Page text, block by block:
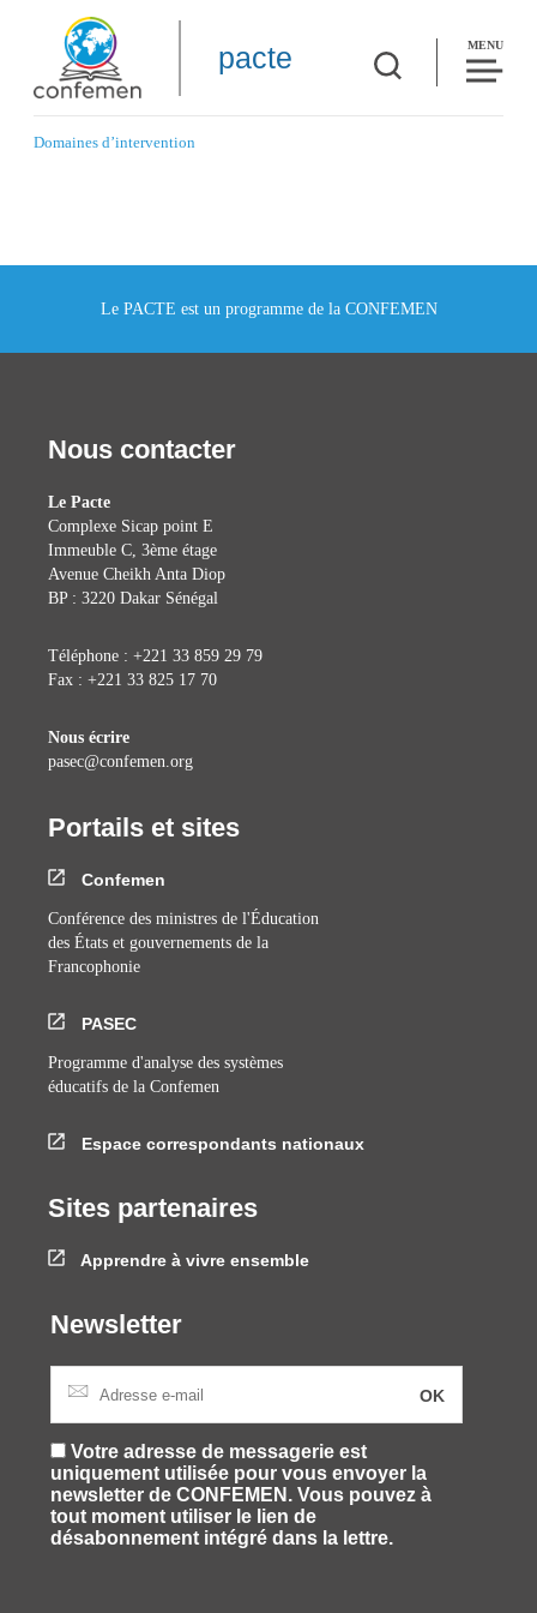
pacte MENU
Domaines d’intervention
Le PACTE est un programme de la CONFEMEN
Nous contacter
Le Pacte
Complexe Sicap point E
Immeuble C, 3ème étage
Avenue Cheikh Anta Diop
BP : 3220 Dakar Sénégal
Téléphone : +221 33 859 29 79
Fax : +221 33 825 17 70
Nous écrire
pasec@confemen.org
Portails et sites
Confemen
Conférence des ministres de l'Éducation
des États et gouvernements de la
Francophonie
PASEC
Programme d'analyse des systèmes
éducatifs de la Confemen
Espace correspondants nationaux
Sites partenaires
Apprendre à vivre ensemble
Newsletter
Votre adresse de messagerie est
uniquement utilisée pour vous envoyer la
newsletter de CONFEMEN. Vous pouvez à
tout moment utiliser le lien de
désabonnement intégré dans la lettre.